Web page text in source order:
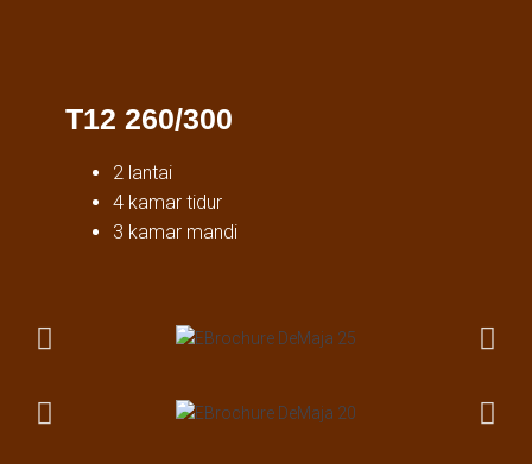
T12 260/300
2 lantai
4 kamar tidur
3 kamar mandi